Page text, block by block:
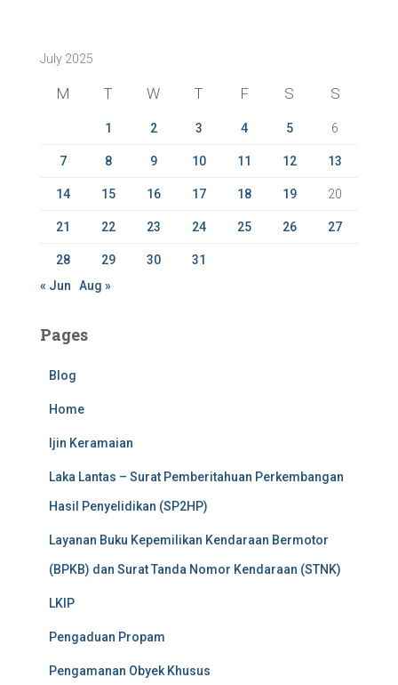
h
July 2025
M T W T F S S
1 2 3 4 5 6
7 8 9 10 11 12 13
14 15 16 17 18 19 20
21 22 23 24 25 26 27
28 29 30
31
« Jun
Aug »
Pages
Blog
Home
Ijin Keramaian
Laka Lantas – Surat Pemberitahuan Perkembangan
Hasil Penyelidikan (SP2HP)
Layanan Buku Kepemilikan Kendaraan Bermotor
(BPKB) dan Surat Tanda Nomor Kendaraan (STNK)
LKIP
Pengaduan Propam
Pengamanan Obyek Khusus